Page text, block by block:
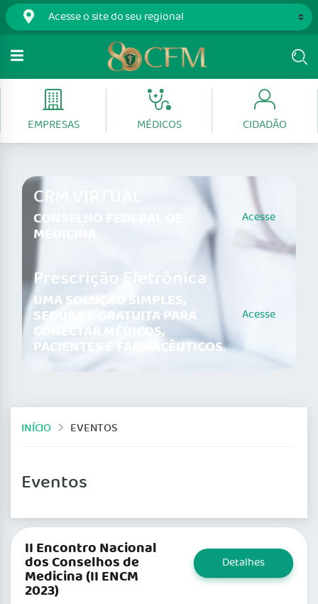
EMPRESAS MÉDICOS CIDADÃO
CRM VIRTUAL
CONSELHO FEDERAL DE
MEDICINA
Acesse
Prescrição Eletrônica
UMA SOLUÇÃO SIMPLES,
SEGURA E GRATUITA PARA
CONECTAR MÉDICOS,
PACIENTES E FARMACÊUTICOS.
Acesse
INÍCIO EVENTOS
Eventos
II Encontro Nacional
dos Conselhos de
Medicina (II ENCM
2023)
Detalhes